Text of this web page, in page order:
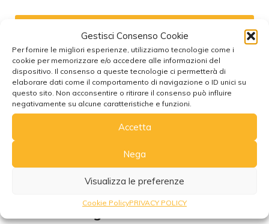
Gestisci Consenso Cookie
Per fornire le migliori esperienze, utilizziamo tecnologie come i
cookie per memorizzare e/o accedere alle informazioni del
dispositivo. Il consenso a queste tecnologie ci permetterà di
elaborare dati come il comportamento di navigazione o ID unici su
questo sito. Non acconsentire o ritirare il consenso può influire
negativamente su alcune caratteristiche e funzioni.
Accetta
Nega
Visualizza le preferenze
Cookie PolicyPRIVACY POLICY
Aggiungi tutto al carrello
Aggiungi tutti alla lista dei desideri
Pendolo in legno massello